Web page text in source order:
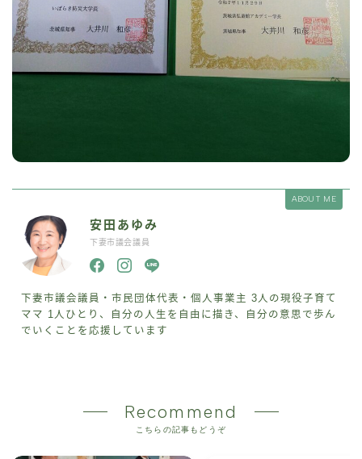
ABOUT ME
安田あゆみ
下妻市議会議員
下妻市議会議員・市民団体代表・個人事業主 3人の現役子育て
ママ 1人ひとり、自分の人生を自由に描き、自分の意思で歩ん
でいくことを応援しています
Recommend
こちらの記事もどうぞ